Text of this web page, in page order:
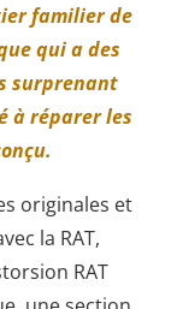
familier de
qui a des
surprenant
à réparer les
originales et
la RAT,
RAT